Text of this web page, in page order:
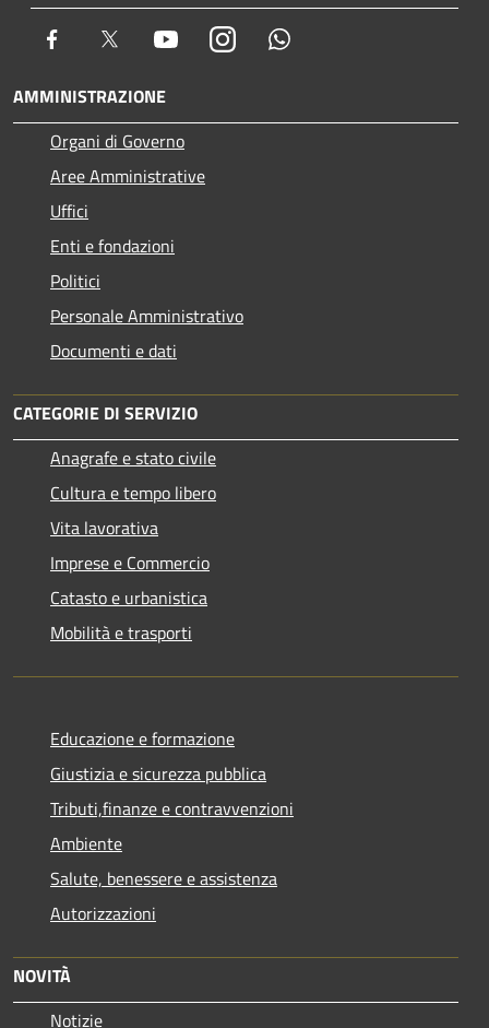
Facebook Twitter YoutubeInstagram
AMMINISTRAZIONE
Organi di Governo
Aree Amministrative
Uffici
Enti e fondazioni
Politici
Personale Amministrativo
Documenti e dati
CATEGORIE DI SERVIZIO
Anagrafe e stato civile
Cultura e tempo libero
Vita lavorativa
Imprese e Commercio
Catasto e urbanistica
Mobilità e trasporti
Educazione e formazione
Giustizia e sicurezza pubblica
Tributi,finanze e contravvenzioni
Ambiente
Salute, benessere e assistenza
Autorizzazioni
NOVITÀ
Notizie